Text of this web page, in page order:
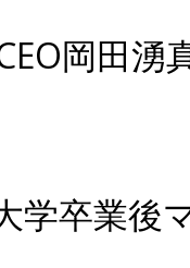
岡田湧
学卒業後